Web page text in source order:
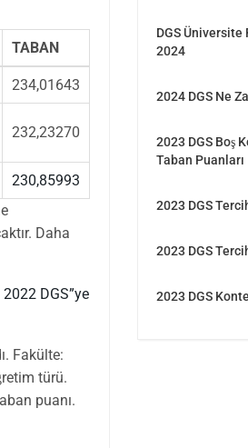
TABAN
234,01643
232,23270
230,85993
Daha
2022 DGS”ye
Fakülte:
türü.
puanı.
DGS Üniversite
2024
2024 DGS Ne
2023 DGS Boş
Taban Puanları
2023 DGS
2023 DGS
2023 DGS